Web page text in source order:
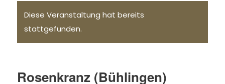
Diese Veranstaltung hat bereits
stattgefunden.
Rosenkranz (Bühlingen)